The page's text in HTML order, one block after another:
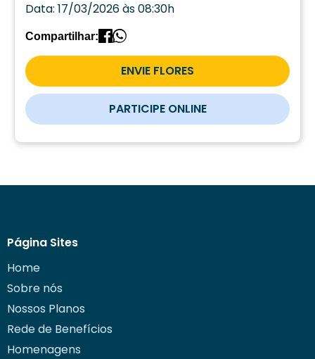
Data: 17/03/2026 às 08:30h
Compartilhar:
ENVIE FLORES
PARTICIPE ONLINE
Página Sites
Home
Sobre nós
Nossos Planos
Rede de Benefícios
Homenagens